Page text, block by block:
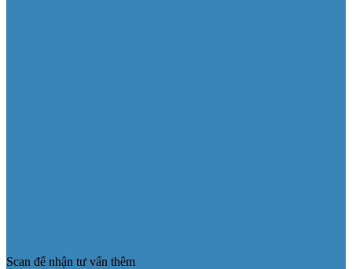
Scan để nhận tư vấn thêm